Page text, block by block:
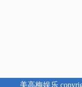
美高梅娱乐